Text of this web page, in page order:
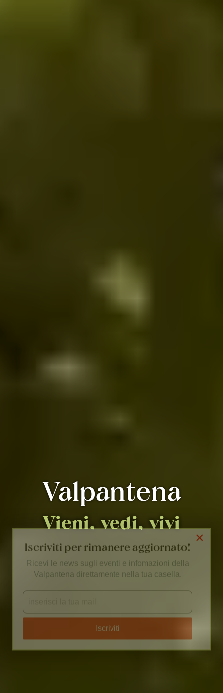
Valpantena
Vieni, vedi, vivi
Ricevi le news sugli eventi e infomazioni della
Valpantena direttamente nella tua casella.
Iscriviti